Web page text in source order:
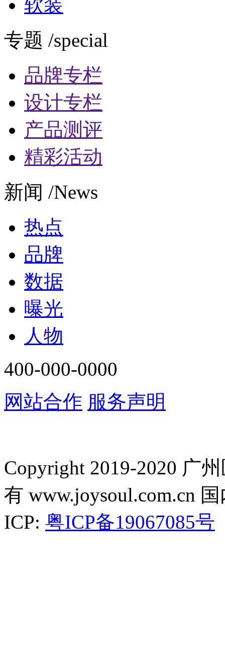
软装
专题 /special
品牌专栏
设计专栏
产品测评
精彩活动
新闻 /News
热点
品牌
数据
曝光
人物
400-000-0000
网站合作 服务声明
Copyright 2019-2020 广
有 www.joysoul.com.cn
ICP: 粤ICP备19067085号